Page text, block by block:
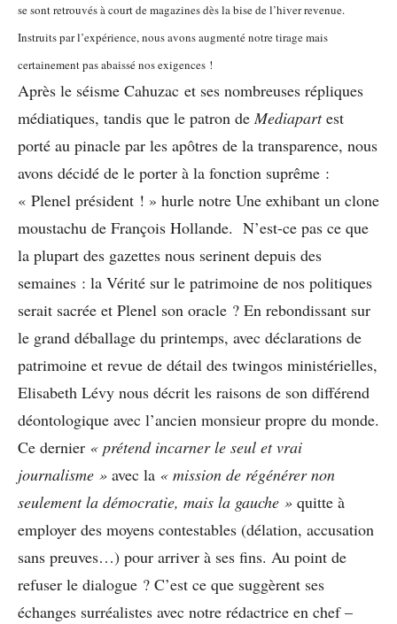
se sont retrouvés à court de magazines dès la bise de l’hiver revenue.
Instruits par l’expérience, nous avons augmenté notre tirage mais
certainement pas abaissé nos exigences !
Après le séisme Cahuzac et ses nombreuses répliques
médiatiques, tandis que le patron de Mediapartest
porté au pinacle par les apôtres de la transparence, nous
avons décidé de le porter à la fonction suprême :
« Plenel président ! » hurle notre Une exhibant un clone
moustachu de François Hollande. N’est-ce pas ce que
la plupart des gazettes nous serinent depuis des
semaines : la Vérité sur le patrimoine de nos politiques
serait sacrée et Plenel son oracle ? En rebondissant sur
le grand déballage du printemps, avec déclarations de
patrimoine et revue de détail des twingos ministérielles,
Elisabeth Lévy nous décrit les raisons de son différend
déontologique avec l’ancien monsieur propre du monde.
Ce dernier « prétend incarner le seul et vrai
journalisme » avec la « mission de régénérer non
seulement la démocratie, mais la gauche » quitte à
employer des moyens contestables (délation, accusation
sans preuves…) pour arriver à ses fins. Au point de
refuser le dialogue ? C’est ce que suggèrent ses
échanges surréalistes avec notre rédactrice en chef –